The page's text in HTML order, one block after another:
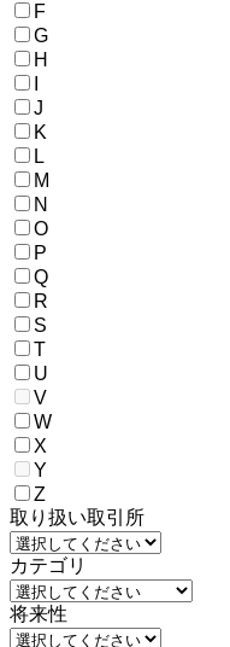
F
G
H
J
K
L
M
N
O
P
Q
R
S
T
U
V
W
X
Y
Z
取り扱い取引所
カテゴリ
将来性